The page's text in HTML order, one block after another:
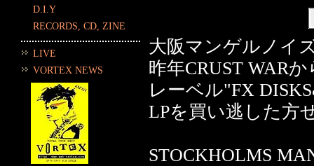
D.I.Y
RECORDS, CD, ZINE
LIVE
VORTEX NEWS
大阪マンゲルノイ
昨年CRUST WAR
レーベル"FX
LPを買い逃した方
STOCKHOLMS